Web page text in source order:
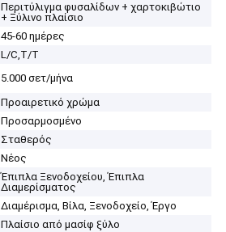
Περιτύλιγμα φυσαλίδων + χαρτοκιβώτιο
+ Ξύλινο πλαίσιο
45-60 ημέρες
L/C,T/T
5.000 σετ/μήνα
Προαιρετικό χρώμα
Προσαρμοσμένο
Σταθερός
Νέος
Έπιπλα Ξενοδοχείου, Έπιπλα
Διαμερίσματος
Διαμέρισμα, Βίλα, Ξενοδοχείο, Έργο
Πλαίσιο από μασίφ ξύλο